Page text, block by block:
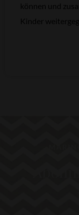
können und
Kinder